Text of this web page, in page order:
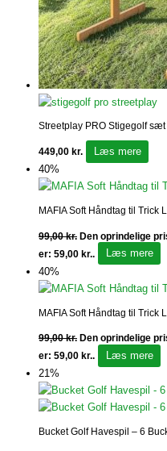
Streetplay PRO Stigegolf
449,00 kr.
Læs mere
40%
MAFIA Soft Håndtag til Trick
99,00kr. Den oprindelige
er: 59,00 kr..
Læs mere
40%
MAFIA Soft Håndtag til Trick
99,00kr. Den oprindelige
er: 59,00 kr..
Læs mere
21%
Bucket Golf Havespil – 6